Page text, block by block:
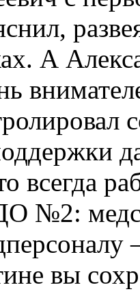
А
всегда
№2:
вы